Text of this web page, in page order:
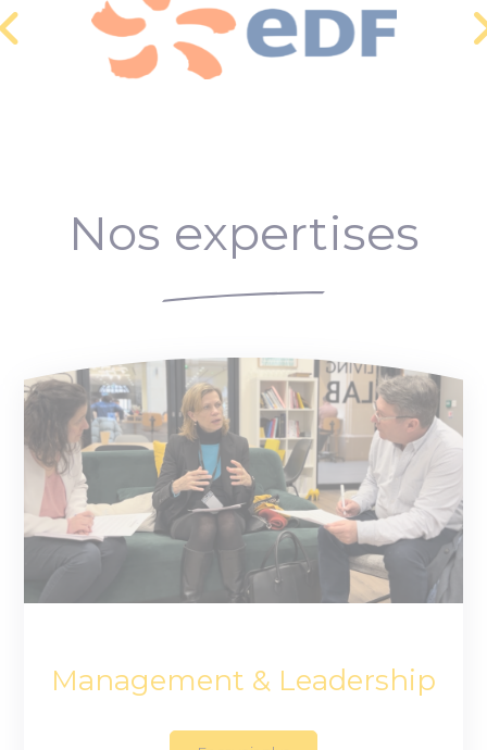
Nos expertises
Management & Leadership